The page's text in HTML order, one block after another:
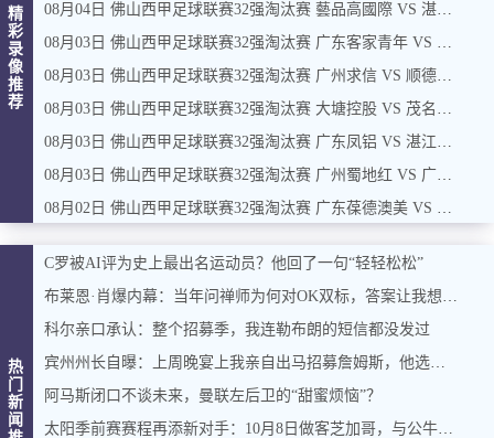
精
彩
录
像
推
荐
08月04日 佛山西甲足球联赛32强淘汰赛 藝品高國際 VS 湛江狂狼·粵辉能源 全场录像
08月03日 佛山西甲足球联赛32强淘汰赛 广东客家青年 VS 广州英华思力U17 全场录像
08月03日 佛山西甲足球联赛32强淘汰赛 广州求信 VS 顺德新青年 全场录像
08月03日 佛山西甲足球联赛32强淘汰赛 大塘控股 VS 茂名市点都得 全场录像
08月03日 佛山西甲足球联赛32强淘汰赛 广东凤铝 VS 湛江八部科技 全场录像
08月03日 佛山西甲足球联赛32强淘汰赛 广州蜀地红 VS 广州戴拿模 全场录像
08月02日 佛山西甲足球联赛32强淘汰赛 广东葆德澳美 VS 白坭兴龙 全场录像
热
门
新
闻
C罗被AI评为史上最出名运动员？他回了一句“轻轻松松”
布莱恩·肖爆内幕：当年问禅师为何对OK双标，答案让我想起训狗那套
科尔亲口承认：整个招募季，我连勒布朗的短信都没发过
宾州州长自曝：上周晚宴上我亲自出马招募詹姆斯，他选了费城，我挺高兴
阿马斯闭口不谈未来，曼联左后卫的“甜蜜烦恼”？
太阳季前赛赛程再添新对手：10月8日做客芝加哥，与公牛过招